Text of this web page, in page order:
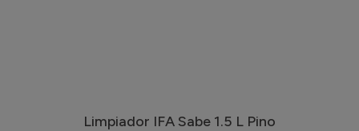
Limpiador IFA Sabe 1.5 L Pino